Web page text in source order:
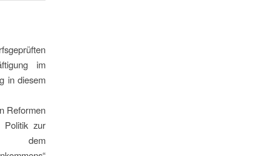
im
in diesem
Reformen
Politik zur
dem